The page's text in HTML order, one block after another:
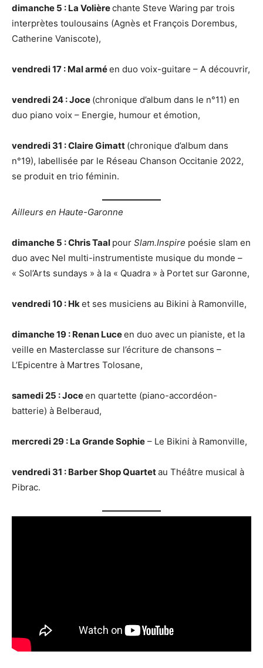
dimanche 5 : La Volièrechante Steve Waring par trois
interprètes toulousains (Agnès et François Dorembus,
Catherine Vaniscote),
vendredi 17 : Mal arméen duo voix-guitare – A découvrir,
vendredi 24 : Joce (chronique d’album dans le n°11) en
duo piano voix – Energie, humour et émotion,
vendredi 31 : Claire Gimatt (chronique d’album dans
n°19), labellisée par le Réseau Chanson Occitanie 2022,
se produit en trio féminin.
Ailleurs en Haute-Garonne
dimanche 5 : Chris Taal pour Slam.Inspire poésie slam en
duo avec Nel multi-instrumentiste musique du monde –
« Sol’Arts sundays » à la « Quadra » à Portet sur Garonne,
vendredi 10 : Hket ses musiciens au Bikini à Ramonville,
dimanche 19 : Renan Luceen duo avec un pianiste, et la
veille en Masterclasse sur l’écriture de chansons –
L’Epicentre à Martres Tolosane,
samedi 25 : Joceen quartette (piano-accordéon-
batterie) à Belberaud,
mercredi 29 : La Grande Sophie – Le Bikini à Ramonville,
vendredi 31 : Barber Shop Quartetau Théâtre musical à
Pibrac.